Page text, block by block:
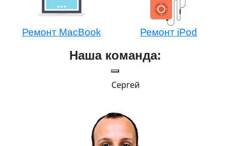
Ремонт MacBook Ремонт iPod
Наша команда:
Сергей